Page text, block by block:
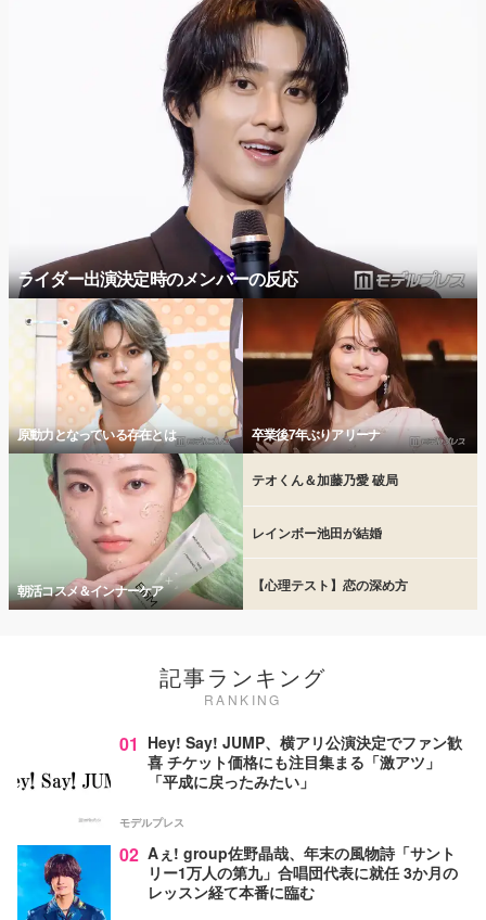
ライダー出演決定時のメンバーの反応
原動力となっている存在とは 卒業後7年ぶりアリーナ
朝活コスメ＆インナーケア
テオくん＆加藤乃愛 破局
レインボー池田が結婚
【心理テスト】恋の深め方
記事ランキング
RANKING
01 Hey! Say! JUMP、横アリ公演決定でファン歓
喜 チケット価格にも注目集まる「激アツ」
「平成に戻ったみたい」
モデルプレス
02 Aぇ! group佐野晶哉、年末の風物詩「サント
リー1万人の第九」合唱団代表に就任 3か月の
レッスン経て本番に臨む